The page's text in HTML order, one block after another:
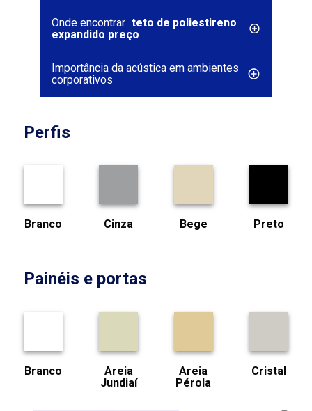
Onde encontrar teto de poliestireno
expandido preço
Importância da acústica em ambientes
corporativos
Perfis
Branco Cinza Bege Preto
Painéis e portas
Branco
Areia
Jundiaí
Areia
Pérola
Cristal